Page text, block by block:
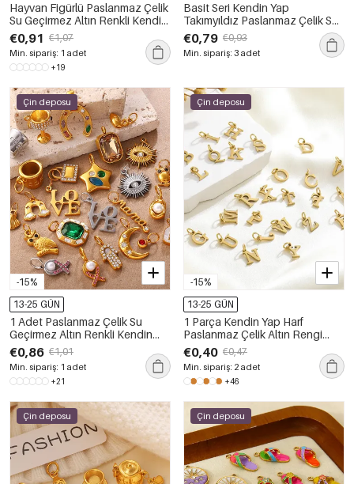
Hayvan Figürlü Paslanmaz Çelik
Su Geçirmez Altın Renkli Kendin
Yap Kolyeler
€0,91 €1,07
Min. sipariş: 1 adet
+19
Basit Seri Kendin Yap
Takımyıldız Paslanmaz Çelik Su
Geçirmez Altın Renk Kadın
Kolye Uçları
€0,79 €0,93
Min. sipariş: 3 adet
-15%
Çin deposu
13-25 GÜN
1 Adet Paslanmaz Çelik Su
Geçirmez Altın Renkli Kendin
Yap Kolye
€0,86 €1,01
Min. sipariş: 1 adet
+21
-15%
Çin deposu
13-25 GÜN
1 Parça Kendin Yap Harf
Paslanmaz Çelik Altın Rengi
Kadın Kolye
€0,40 €0,47
Min. sipariş: 2 adet
+46
Çin deposu Çin deposu